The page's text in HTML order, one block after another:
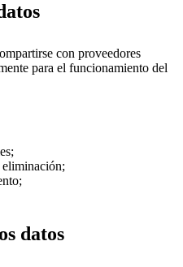
con proveedores
para el funcionamiento del
datos